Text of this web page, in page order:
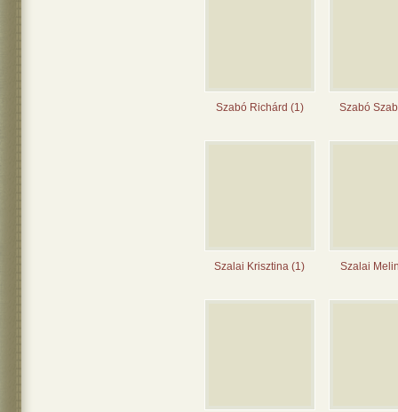
Szabó Richárd (1) Szabó
Szalai Krisztina (1) Szalai